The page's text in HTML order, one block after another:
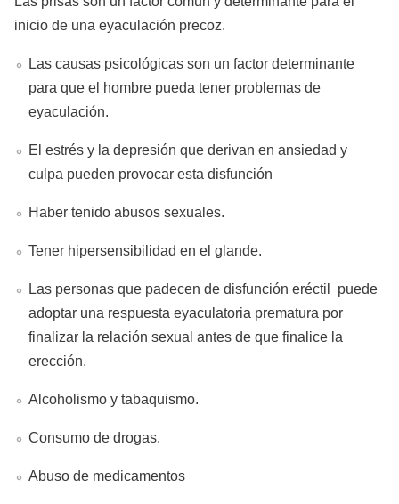
inicio de una eyaculación precoz.
Las causas psicológicas son un factor determinante
para que el hombre pueda tener problemas de
eyaculación.
El estrés y la depresión que derivan en ansiedad y
culpa pueden provocar esta disfunción
Haber tenido abusos sexuales.
Tener hipersensibilidad en el glande.
Las personas que padecen de disfunción eréctil puede
adoptar una respuesta eyaculatoria prematura por
finalizar la relación sexual antes de que finalice la
erección.
Alcoholismo y tabaquismo.
Consumo de drogas.
Abuso de medicamentos